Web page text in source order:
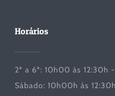
Horários
2ª a 6ª: 10h00 às 12:30h
Sábado: 10h00h às